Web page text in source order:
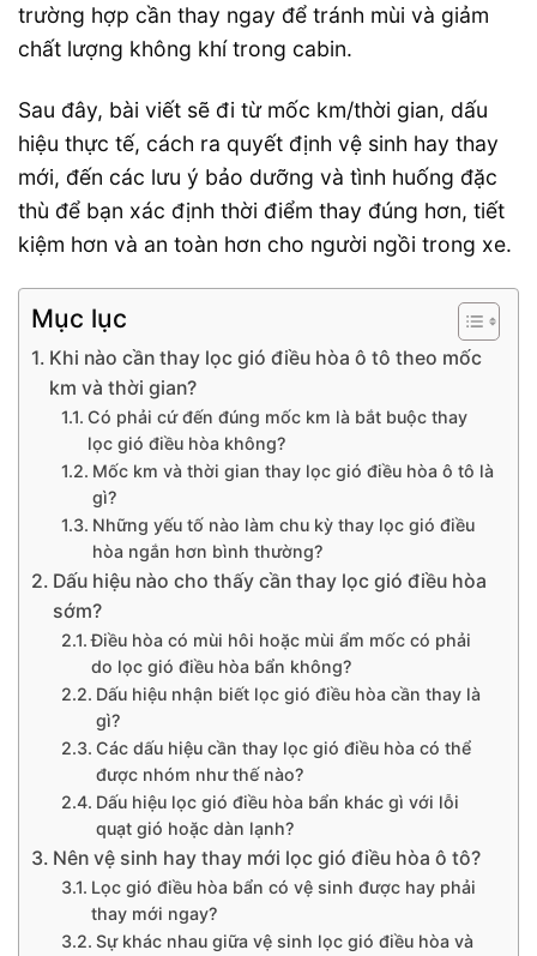
trường hợp cần thay ngay để tránh mùi và giảm
chất lượng không khí trong cabin.
Sau đây, bài viết sẽ đi từ mốc km/thời gian, dấu
hiệu thực tế, cách ra quyết định vệ sinh hay thay
mới, đến các lưu ý bảo dưỡng và tình huống đặc
thù để bạn xác định thời điểm thay đúng hơn, tiết
kiệm hơn và an toàn hơn cho người ngồi trong xe.
Mục lục
Khi nào cần thay lọc gió điều hòa ô tô theo mốc
km và thời gian?
Có phải cứ đến đúng mốc km là bắt buộc thay
lọc gió điều hòa không?
Mốc km và thời gian thay lọc gió điều hòa ô tô là
gì?
Những yếu tố nào làm chu kỳ thay lọc gió điều
hòa ngắn hơn bình thường?
Dấu hiệu nào cho thấy cần thay lọc gió điều hòa
sớm?
Điều hòa có mùi hôi hoặc mùi ẩm mốc có phải
do lọc gió điều hòa bẩn không?
Dấu hiệu nhận biết lọc gió điều hòa cần thay là
gì?
Các dấu hiệu cần thay lọc gió điều hòa có thể
được nhóm như thế nào?
Dấu hiệu lọc gió điều hòa bẩn khác gì với lỗi
quạt gió hoặc dàn lạnh?
Nên vệ sinh hay thay mới lọc gió điều hòa ô tô?
Lọc gió điều hòa bẩn có vệ sinh được hay phải
thay mới ngay?
Sự khác nhau giữa vệ sinh lọc gió điều hòa và